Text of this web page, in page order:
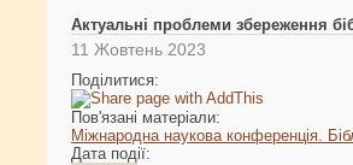
Актуальні проблеми збереження
11 Жовтень 2023
Поділитися:
Пов'язані матеріали:
Міжнародна наукова конференція.
Дата події: